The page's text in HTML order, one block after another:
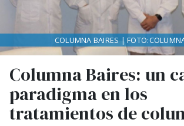
Columna Baires: un
paradigma en los
tratamientos de
COLUMNA BAIRES |